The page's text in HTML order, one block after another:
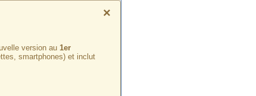
×
version au 1er
smartphones) et inclut